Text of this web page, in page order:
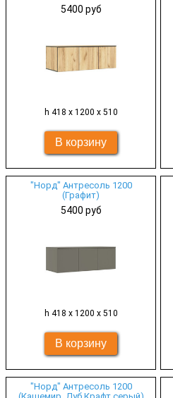
5400 руб
h 418 х 1200 х 510
"Норд" Антресоль 1200
(Графит)
5400 руб
h 418 х 1200 х 510
"Норд" Антресоль 1200